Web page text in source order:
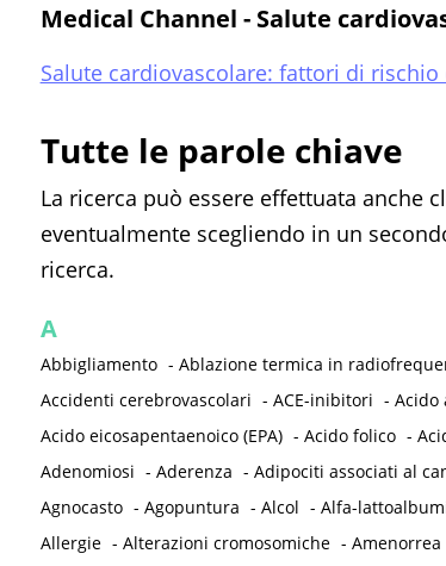
Medical Channel - Salute
Salute cardiovascolare: fattori di
Tutte le parole chiave
La ricerca può essere effettuata anche
eventualmente scegliendo in un
ricerca.
A
Abbigliamento - Ablazione termica in
Accidenti cerebrovascolari - ACE-inibitori - Acido
Acido eicosapentaenoico (EPA) - Acido folico -
Adenomiosi - Aderenza - Adipociti associati al
Agnocasto - Agopuntura - Alcol - Alfa-
Allergie - Alterazioni cromosomiche - Amenorrea